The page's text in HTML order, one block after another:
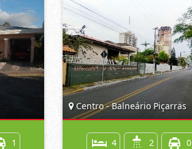
1
Centro - Balneário Piçarras
4 2 0